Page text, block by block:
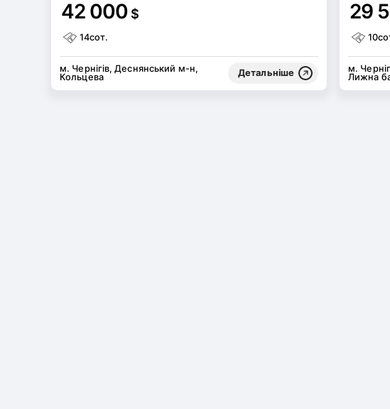
42 000 $
14сот.
м. Чернігів, Деснянський м-н,
Кольцева
Детальніше
29
м.
Лижна